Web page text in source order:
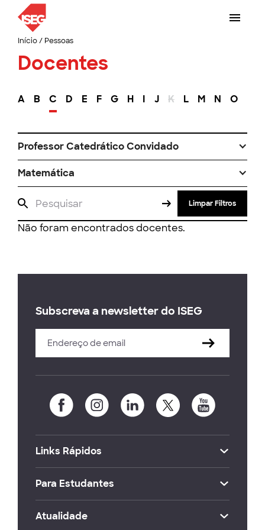
Início/ Pessoas
Docentes
A B C D E F G H I J K L M N O
Professor Catedrático Convidado
Matemática
Limpar Filtros
Não foram encontrados docentes.
Subscreva a newsletter do ISEG
Links Rápidos
Para Estudantes
Atualidade